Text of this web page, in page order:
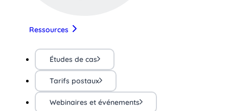
Ressources
Études de cas
Tarifs postaux
Webinaires et événements